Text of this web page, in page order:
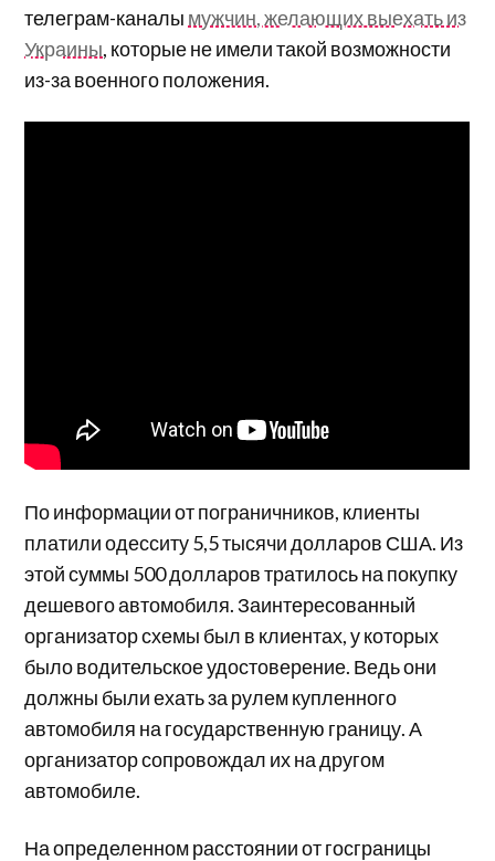
телеграм-каналы мужчин, желающих выехать из
Украины, которые не имели такой возможности
из-за военного положения.
По информации от пограничников, клиенты
платили одесситу 5,5 тысячи долларов США. Из
этой суммы 500 долларов тратилось на покупку
дешевого автомобиля. Заинтересованный
организатор схемы был в клиентах, у которых
было водительское удостоверение. Ведь они
должны были ехать за рулем купленного
автомобиля на государственную границу. А
организатор сопровождал их на другом
автомобиле.
На определенном расстоянии от госграницы